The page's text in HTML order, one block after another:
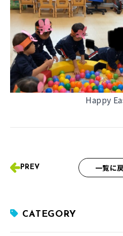
Happy
PREV 一覧に
CATEGORY